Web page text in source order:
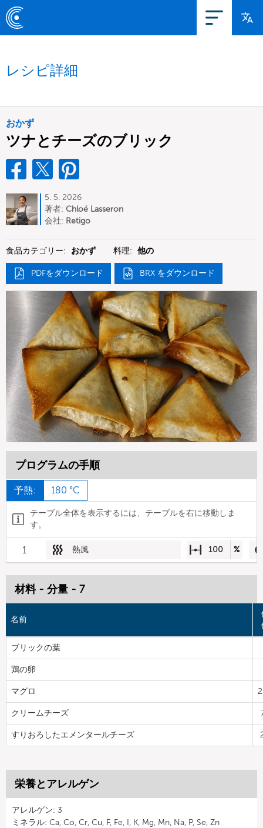
レシピ詳細
おかず
ツナとチーズのブリック
5. 5. 2026
著者: Chloé Lasseron
会社: Retigo
食品カテゴリー: おかず 料理: 他の
PDFをダウンロード BRX をダウンロード
プログラムの手順
予熱: 180 °C
テーブル全体を表示するには、テーブルを右に移動しま
す。
1 熱風 100 %
材料 - 分量 - 7
名前
ブリックの葉
鶏の卵
マグロ
クリームチーズ
すりおろしたエメンタールチーズ
栄養とアレルゲン
アレルゲン: 3
ミネラル: Ca, Co, Cr, Cu, F, Fe, I, K, Mg, Mn, Na, P, Se, Zn